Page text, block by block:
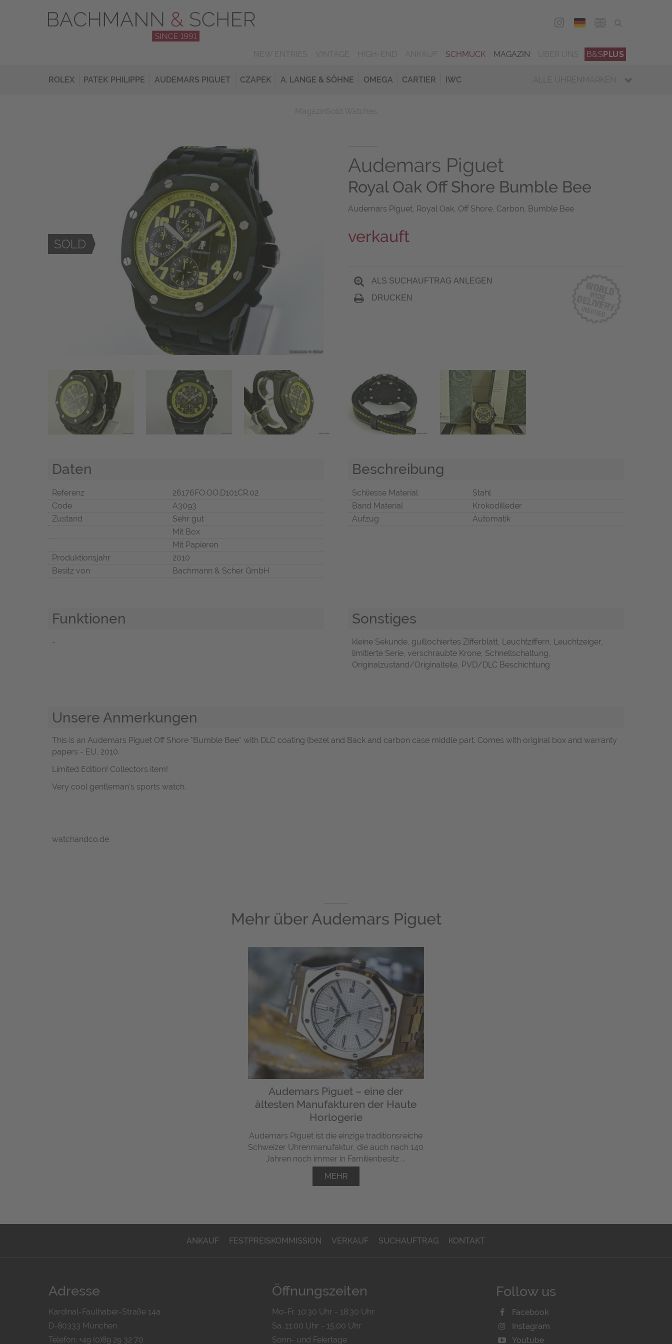
DEU
SCHMUCK MAGAZIN B&SPLUS
ROLEX PATEK PHILIPPE AUDEMARS PIGUET CZAPEK A. LANGE & SÖHNE OMEGA CARTIER IWC ALLE UHRENMARKEN
Audemars Piguet
Royal Oak Off Shore Bumble Bee
Audemars Piguet, Royal Oak, Off Shore, Carbon, Bumble Bee
verkauft
ALS SUCHAUFTRAG ANLEGEN
DRUCKEN
Daten
Referenz
26176FO.OO.D101CR.02
Code
A3093
Zustand
Sehr gut
Mit Box
Mit Papieren
Produktionsjahr
2010
Besitz von
Bachmann & Scher GmbH
Beschreibung
Schliesse Material
Stahl
Band Material
Krokodilleder
Aufzug
Automatik
Funktionen
-
Sonstiges
kleine Sekunde, guillochiertes Zifferblatt, Leuchtziffern, Leuchtzeiger,
limitierte Serie, verschraubte Krone, Schnellschaltung,
Originalzustand/Originalteile, PVD/DLC Beschichtung
Unsere Anmerkungen
This is an Audemars Piguet Off Shore "Bumble Bee" with DLC coating (bezel and Back and carbon case middle part. Comes with original box and warranty
papers - EU, 2010.
Limited Edition! Collectors item!
Very cool gentleman's sports watch.
watchandco.de
Mehr über Audemars Piguet
Audemars Piguet – eine der
ältesten Manufakturen der Haute
Horlogerie
Audemars Piguet ist die einzige traditionsreiche
Schweizer Uhrenmanufaktur, die auch nach 140
Jahren noch immer in Familienbesitz ...
MEHR
ANKAUF FESTPREISKOMMISSION VERKAUF SUCHAUFTRAG KONTAKT
Adresse
Kardinal-Faulhaber-Straße 14a
D-80333 München
Telefon: +49 (0)89 29 32 70
Öffnungszeiten
Mo-Fr. 10:30 Uhr - 18:30 Uhr
Sa. 11:00 Uhr - 15.00 Uhr
Sonn- und Feiertage
Follow us
Facebook
Instagram
Youtube